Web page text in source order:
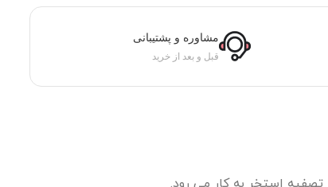
مشاوره و پشتیبانی
قبل و بعد از خرید